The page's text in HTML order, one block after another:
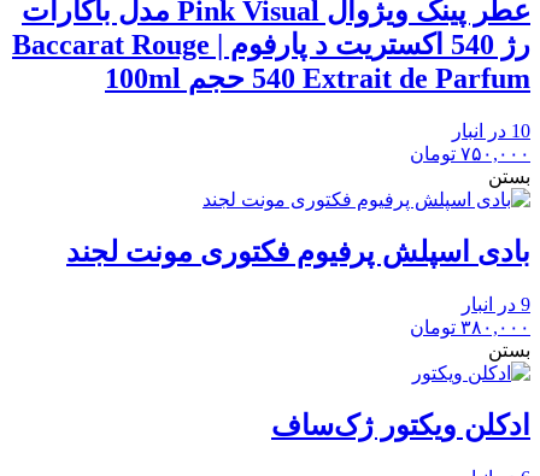
عطر پینک ویژوال Pink Visual مدل باکارات
رژ 540 اکستریت د پارفوم | Baccarat Rouge
540 Extrait de Parfum حجم 100ml
10 در انبار
۷۵۰,۰۰۰ تومان
بستن
بادی اسپلش پرفیوم فکتوری مونت لجند
9 در انبار
۳۸۰,۰۰۰ تومان
بستن
ادکلن ویکتور ژک‌ساف